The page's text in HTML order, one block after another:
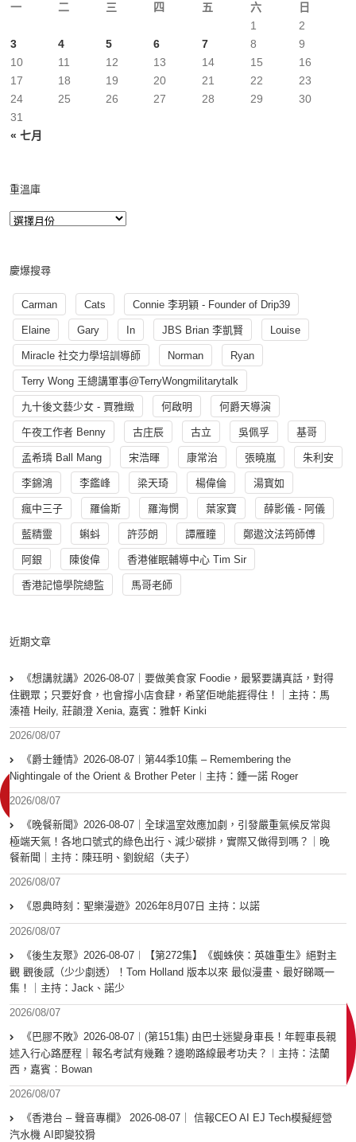
一
二 三 四 五 六 日
« 七月
1
2
3
4 5 6 7 8
9
10
11 12 13 14 15
16
17
18 19 20 21 22
23
24
25 26 27 28 29
30
31
重溫庫
慶爆搜尋
Carman Cats Connie 李玥穎 - Founder of Drip39
Elaine Gary In JBS Brian 李凱賢 Louise
Miracle 社交力學培訓導師 Norman Ryan
Terry Wong 王總講軍事@TerryWongmilitarytalk
九十後文藝少女 - 賈雅緻 何啟明 何爵天導演
午夜工作者 Benny 古庄辰 古立 吳佩孚 基哥
孟希璘 Ball Mang 宋浩暉 康常治 張曉嵐 朱利安
李錦鴻 李鑑峰 梁天琦 楊偉倫 湯寳如
瘋中三子 羅倫斯 羅海憫 葉家寶 薛影儀 - 阿儀
藍精靈 蝌蚪 許莎朗 譚雁瞳 鄭遨汶法筠師傅
阿銀 陳俊偉 香港催眠輔導中心 Tim Sir
香港記憶學院總監 馬哥老師
近期文章
《想講就講》2026-08-07｜要做美食家 Foodie，最緊要講真話，對得
住觀眾；只要好食，也會撐小店食肆，希望佢哋能捱得住！｜主持：馬
溱禧 Heily, 莊韻澄 Xenia, 嘉賓：雅軒 Kinki
2026/08/07
《爵士鍾情》2026-08-07︱第44季10集 – Remembering the
Nightingale of the Orient & Brother Peter︱主持：鍾一諾 Roger
2026/08/07
《晚餐新聞》2026-08-07｜全球溫室效應加劇，引發嚴重氣候反常與
極端天氣！各地口號式的綠色出行、減少碳排，實際又做得到嗎？｜晚
餐新聞｜主持：陳珏明、劉銳紹（夫子）
2026/08/07
《恩典時刻：聖樂漫遊》2026年8月07日 主持：以諾
2026/08/07
《後生友聚》2026-08-07︱【第272集】《蜘蛛俠：英雄重生》絕對主
觀 觀後感（少少劇透）！Tom Holland 版本以來 最似漫畫、最好睇嘅一
集！｜主持：Jack、諾少
2026/08/07
《巴膠不敗》2026-08-07︱(第151集) 由巴士迷變身車長！年輕車長親
述入行心路歷程｜報名考試有幾難？邊啲路線最考功夫？︱主持：法蘭
西，嘉賓︰Bowan
2026/08/07
《香港台 – 聲音專欄》 2026-08-07｜ 信報CEO AI EJ Tech模擬經營
汽水機 AI即變狡猾